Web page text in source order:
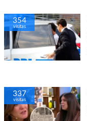
354
visitas
337
visitas